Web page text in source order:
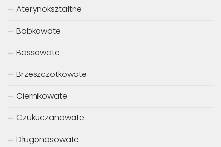
Aterynokształtne
Babkowate
Bassowate
Brzeszczotkowate
Ciernikowate
Czukuczanowate
Długonosowate